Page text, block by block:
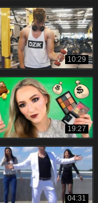
10:29
19:27
04:31